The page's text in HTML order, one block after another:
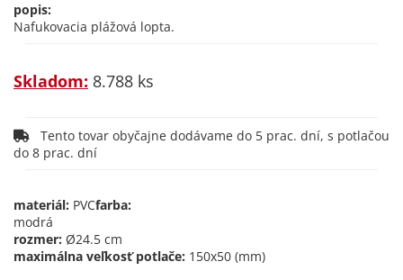
popis:
Nafukovacia plážová lopta.
Skladom: 8.788 ks
Tento tovar obyčajne dodávame do 5 prac. dní, s potlačou
do 8 prac. dní
materiál: PVCfarba:
modrá
rozmer: Ø24.5 cm
maximálna veľkosť potlače: 150x50 (mm)